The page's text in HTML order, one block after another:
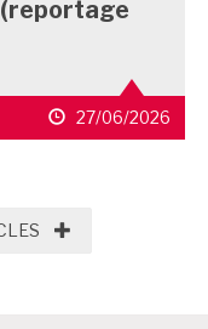
(reportage
27/06/2026
AFFICHER PLUS